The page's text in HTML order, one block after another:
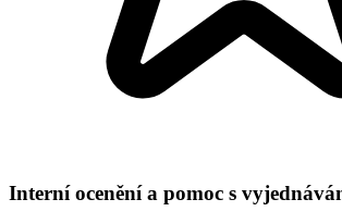
Interní ocenění a pomoc s